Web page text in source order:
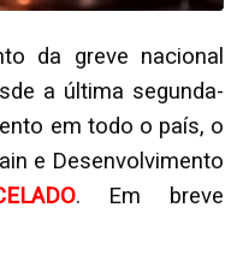
da greve nacional
a última segunda-
em todo o país, o
e Desenvolvimento
. Em breve